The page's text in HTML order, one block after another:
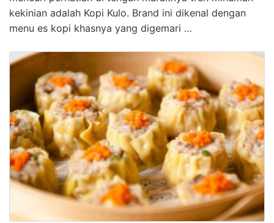
kekinian adalah Kopi Kulo. Brand ini dikenal dengan
menu es kopi khasnya yang digemari …